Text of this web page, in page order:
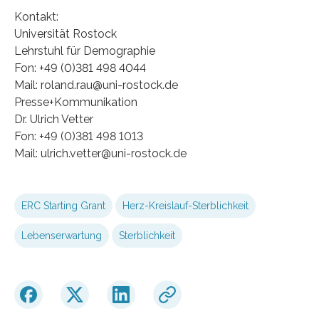
Kontakt:
Universität Rostock
Lehrstuhl für Demographie
Fon: +49 (0)381 498 4044
Mail: roland.rau@uni-rostock.de
Presse+Kommunikation
Dr. Ulrich Vetter
Fon: +49 (0)381 498 1013
Mail: ulrich.vetter@uni-rostock.de
ERC Starting Grant Herz-Kreislauf-Sterblichkeit
Lebenserwartung Sterblichkeit